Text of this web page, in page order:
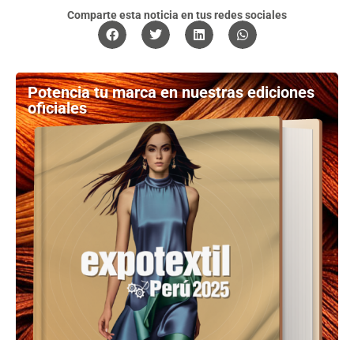
Comparte esta noticia en tus redes sociales
Potencia tu marca en nuestras ediciones
oficiales